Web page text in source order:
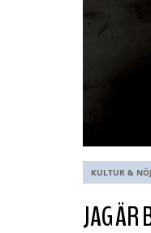
KULTUR &
JAG ÄR